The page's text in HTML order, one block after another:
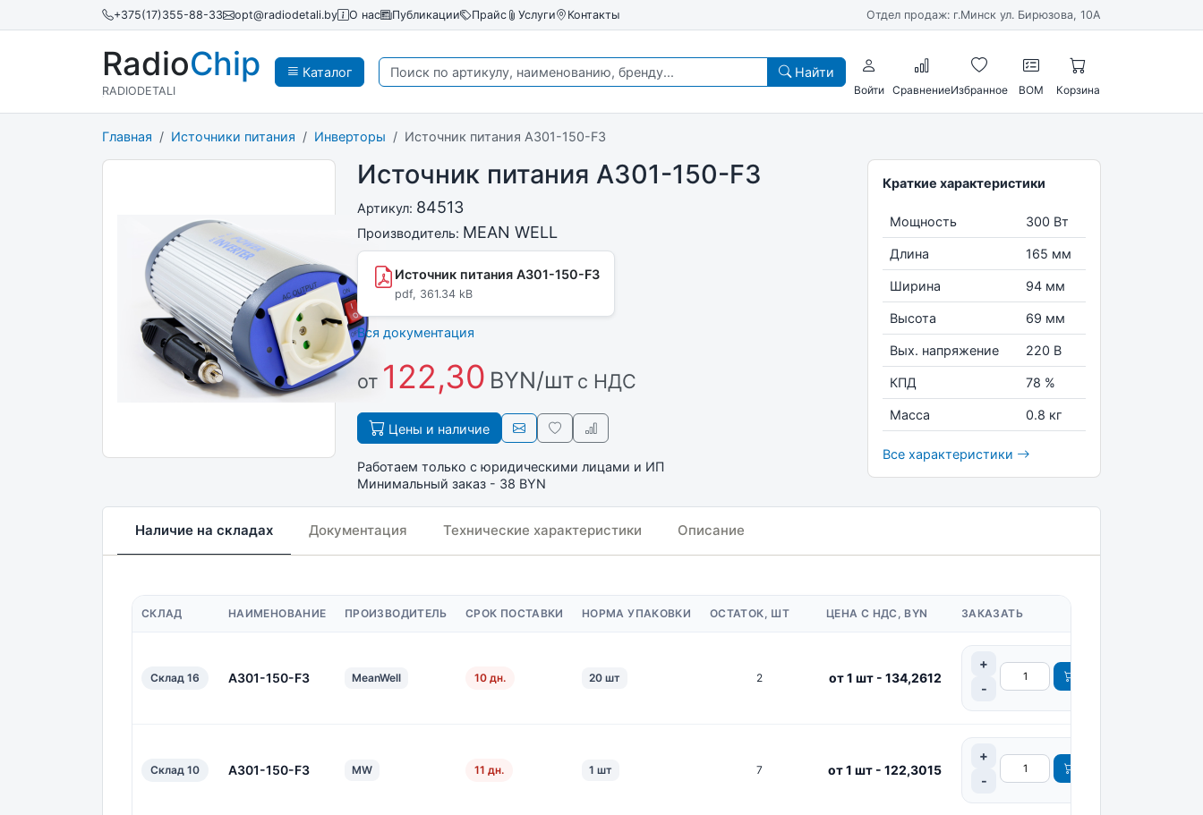
+375(17)355-88-33 opt@radiodetali.by О нас Публикации Прайс Услуги Контакты Отдел продаж: г.Минск ул. Бирюзова, 10А
Каталог
RadioChip
RADIODETALI
Найти
Войти СравнениеИзбранное BOM Корзина
Главная Источники питания Инверторы Источник питания A301-150-F3
Источник питания A301-150-F3
Артикул: 84513
Производитель: MEAN WELL
Источник питания A301-150-F3
pdf, 361.34 kB
Вся документация
от 122,30 BYN/штс НДС
Цены и наличие
Работаем только с юридическими лицами и ИП
Минимальный заказ - 38 BYN
Краткие характеристики
Мощность 300 Вт
Длина 165 мм
Ширина 94 мм
Высота 69 мм
Вых. напряжение 220 В
КПД 78 %
Масса 0.8 кг
Все характеристики
Наличие на складах Документация Технические характеристики Описание
СКЛАД НАИМЕНОВАНИЕ ПРОИЗВОДИТЕЛЬ СРОК ПОСТАВКИ НОРМА УПАКОВКИ ОСТАТОК, ШТ ЦЕНА С НДС, BYN ЗАКАЗАТЬ
Склад 16 A301-150-F3 MeanWell 10 дн. 20 шт 2 от 1 шт - 134,2612
Склад 10 A301-150-F3 MW 11 дн. 1 шт 7 от 1 шт - 122,3015